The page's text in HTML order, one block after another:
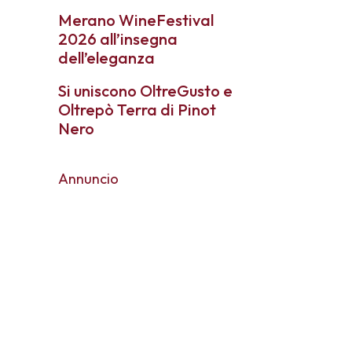
Merano WineFestival
2026 all’insegna
dell’eleganza
Si uniscono OltreGusto e
Oltrepò Terra di Pinot
Nero
Annuncio